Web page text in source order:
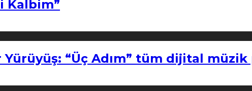
Kalbim”
Yürüyüş: “Üç Adım” tüm dijital